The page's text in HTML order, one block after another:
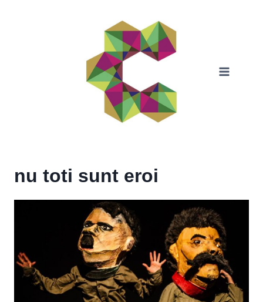
nu toti sunt eroi